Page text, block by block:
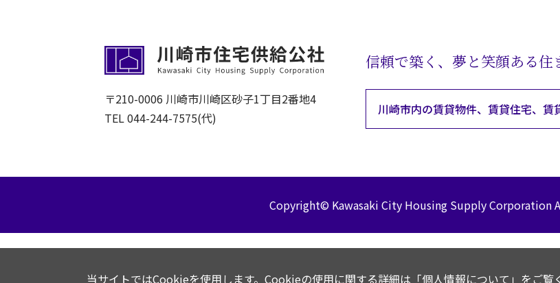
信頼で築く、夢と笑顔ある住
川崎市内の賃貸物件、賃貸住宅、 賃
〒210-0006 川崎市川崎区砂子1丁目2番地4
TEL044-244-7575(代)
Copyright© Kawasaki City Housing SupplyCorporation
当サイトではCookieを使用します。Cookieの使用に関する詳細は 「個人情報について」 をご覧